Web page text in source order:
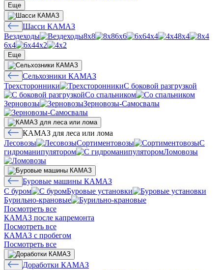
Еще
Шасси КАМАЗ
Вездеходы
8х8 6х6 4х4
8х4
6х4
4х2
Еще
Сельхозники КАМАЗ
Трехсторонники
С боковой разгрузкой
Со спальником
Зерновозы
Зерновозы-Самосвалы
КАМАЗ для леса или лома
Лесовозы
Сортиментовозы
С
гидроманипулятором
Ломовозы
Буровые машины КАМАЗ
С буром
Буровые установки
Бурильно-крановые
Посмотреть все
КАМАЗ после капремонта
Посмотреть все
КАМАЗ с пробегом
Посмотреть все
Доработки КАМАЗ